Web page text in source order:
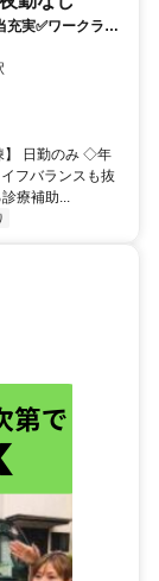
充実✅ワークライ
】 日勤のみ ◇年
フバランスも抜
療補助...